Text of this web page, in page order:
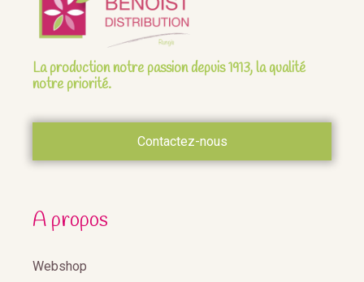
La production notre passion depuis 1913, la qualité
notre priorité.
Contactez-nous
A propos
Webshop